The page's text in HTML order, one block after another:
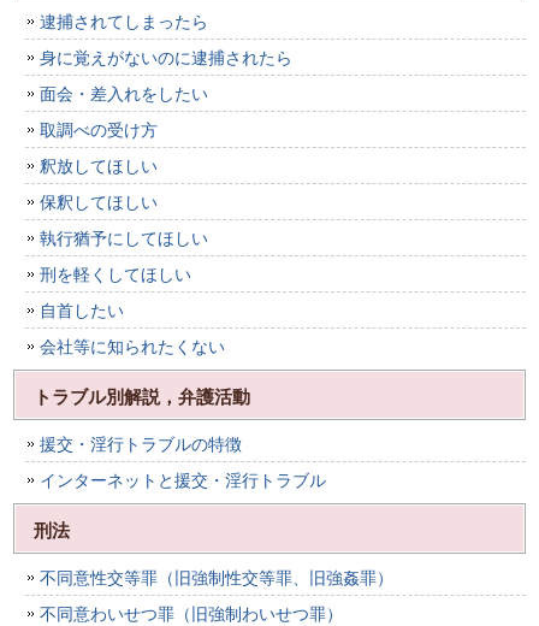
逮捕されてしまったら
身に覚えがないのに逮捕されたら
面会・差入れをしたい
取調べの受け方
釈放してほしい
保釈してほしい
執行猶予にしてほしい
刑を軽くしてほしい
自首したい
会社等に知られたくない
トラブル別解説，弁護活動
援交・淫行トラブルの特徴
インターネットと援交・淫行トラブル
刑法
不同意性交等罪（旧強制性交等罪、旧強姦罪）
不同意わいせつ罪（旧強制わいせつ罪）